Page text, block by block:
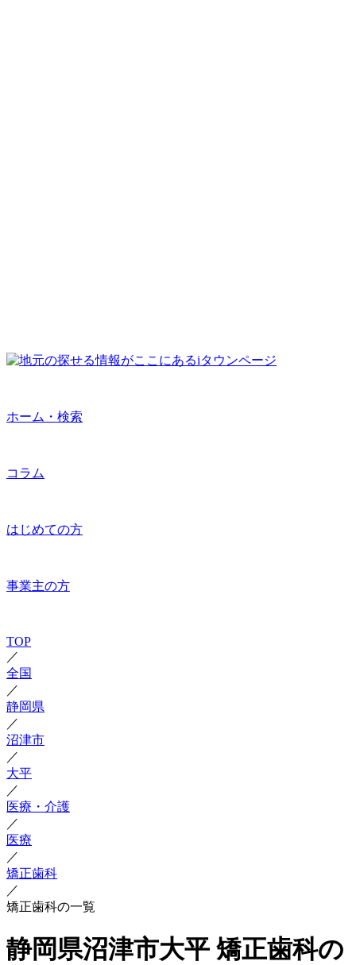
ホーム・検索
コラム
はじめての方
事業主の方
TOP
／
全国
／
静岡県
／
沼津市
／
大平
／
医療・介護
／
医療
／
矯正歯科
／
矯正歯科の一覧
静岡県沼津市大平 矯正歯科の